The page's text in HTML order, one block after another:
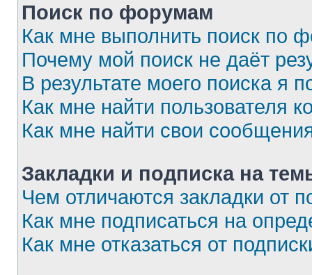
Поиск по форумам
Как мне выполнить поиск по
Почему мой поиск не даёт
В результате моего поиска я
Как мне найти пользователя
Как мне найти свои
Закладки и подписка на
Чем отличаются закладки от
Как мне подписаться на
Как мне отказаться от